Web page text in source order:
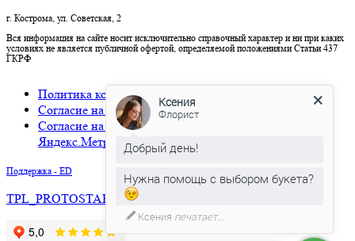
г. Кострома, ул. Советская, 2
Вся информация на сайте носит исключительно справочный характер и ни при каких
условиях не является публичной офертой, определяемой положениями Статьи 437
ГКРФ
Политика конфиденциальности
Согласие на обработку персональных данных
Согласие на использование cookies и сервиса
Яндекс.Метрика
Поддержка - ED
TPL_PROTOSTAR_BACKTOTOP
Ксения
Флорист
Добрый день!
Нужна помощь с выбором букета?
Ксения печатает...